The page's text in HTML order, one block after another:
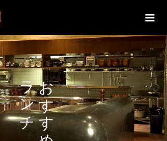
おすすめ
ランチ